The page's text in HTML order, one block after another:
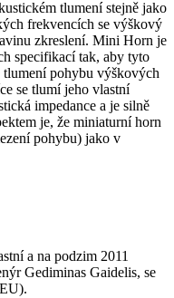
tlumení stejně jako
frekvencích se výškový
zkreslení. Mini Horn je
specifikací tak, aby tyto
pohybu výškových
se tlumí jeho vlastní
impedance a je silně
je, že miniaturní horn
pohybu) jako v
a na podzim 2011
Gediminas Gaidelis, se